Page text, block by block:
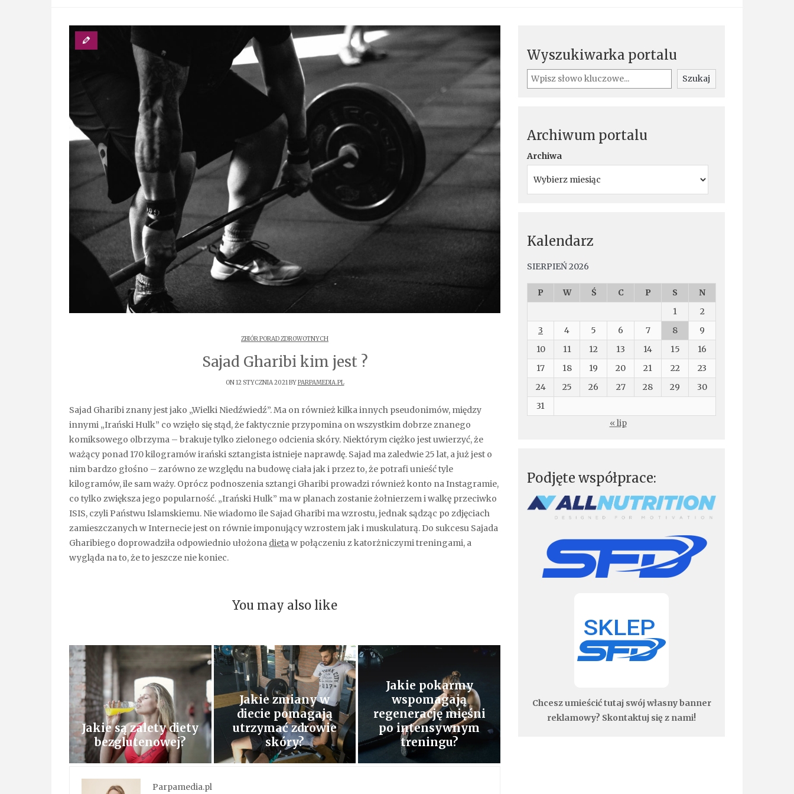
ZBIÓR PORAD ZDROWOTNYCH
Sajad Gharibi kim jest ?
ON 12 STYCZNIA 2021 BYPARPAMEDIA.PL
Sajad Gharibi znany jest jako „Wielki Niedźwiedź”. Ma on również kilka innych pseudonimów, między
innymi „Irański Hulk” co wzięło się stąd, że faktycznie przypomina on wszystkim dobrze znanego
komiksowego olbrzyma – brakuje tylko zielonego odcienia skóry. Niektórym ciężko jest uwierzyć, że
ważący ponad 170 kilogramów irański sztangista istnieje naprawdę. Sajad ma zaledwie 25 lat, a już jest o
nim bardzo głośno – zarówno ze względu na budowę ciała jak i przez to, że potrafi unieść tyle
kilogramów, ile sam waży. Oprócz podnoszenia sztangi Gharibi prowadzi również konto na Instagramie,
co tylko zwiększa jego popularność. „Irański Hulk” ma w planach zostanie żołnierzem i walkę przeciwko
ISIS, czyli Państwu Islamskiemu. Nie wiadomo ile Sajad Gharibi ma wzrostu, jednak sądząc po zdjęciach
zamieszczanych w Internecie jest on równie imponujący wzrostem jak i muskulaturą. Do sukcesu Sajada
Gharibiego doprowadziła odpowiednio ułożona dietaw połączeniu z katorżniczymi treningami, a
wygląda na to, że to jeszcze nie koniec.
You may also like
Jakie są zalety diety
bezglutenowej?
Jakie zmiany w
diecie pomagają
utrzymać zdrowie
skóry?
Jakie pokarmy
wspomagają
regenerację mięśni
po intensywnym
treningu?
Parpamedia.pl
Wyszukiwarka portalu
Szukaj Szukaj
Archiwum portalu
Archiwa
Kalendarz
SIERPIEŃ 2026
P W Ś C P S
N
1
2
3
4 5 6 7 8
9
10
11 12 13 14 15
16
17
18 19 20 21 22
23
24
25 26 27 28 29
30
31
« lip
Podjęte współprace:
Chcesz umieścić tutaj swój własny banner
reklamowy? Skontaktuj się z nami!